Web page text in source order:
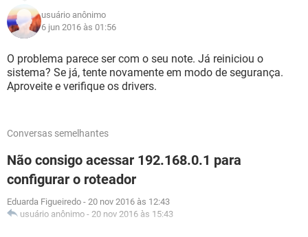
usuário anônimo
6 jun 2016 às 01:56
O problema parece ser com o seu note. Já reiniciou o
sistema? Se já, tente novamente em modo de segurança.
Aproveite e verifique os drivers.
Conversas semelhantes
Não consigo acessar 192.168.0.1 para
configurar o roteador
Eduarda Figueiredo - 20 nov 2016 às 12:43
usuário anônimo - 20 nov 2016 às 15:43